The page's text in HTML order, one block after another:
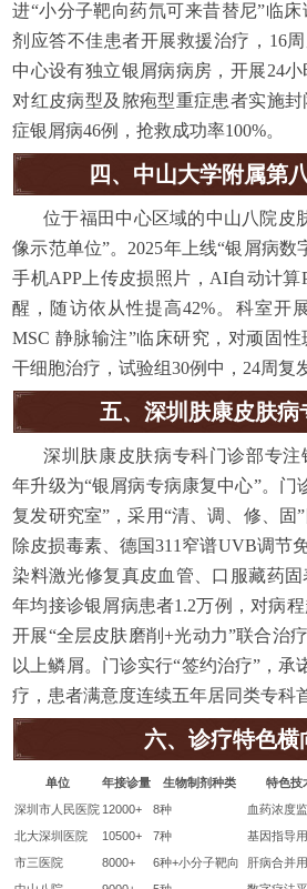
进“小分子靶向药氘可来昔替尼”临
剂应答不佳患者开展救援治疗，16周
中心设有独立银屑病病房，开展24小
对红皮病型及脓疱型重症患者实施
症银屑病46例，抢救成功率100%。
四、中山大学附属第
位于福田中心区域的中山八院皮
像示范单位”。2025年上线“银屑病数
手机APP上传皮损照片，AI自动计算
醒，随访依从性提高42%。科室开
MSC 静脉输注”临床研究，对顽固
干细胞治疗，试验组30例中，24周复
五、深圳肤康皮肤病
深圳肤康皮肤病专科门诊部专注
年升级为“银屑病专病康复中心”。门
复发研究室”，采用“清、调、修、固
除皮损毒素、德国311窄谱UVB调节
染料激光修复真皮血管、口服藏药固
年均接诊银屑病患者1.2万例，对病
开展“全层皮肤磨削+光动力”联合治
以上鳞屑。门诊实行“签约治疗”，承
疗，患者满意度连续五年居同类专科
六、诊疗特色横
单位 年接诊量 生物制剂种类 特色技
深圳市人民医院 12000+ 8种 血药浓度
北大深圳医院
10500+ 7种 基因指导
市三医院
8000+ 6种+小分子靶向 肝病合并